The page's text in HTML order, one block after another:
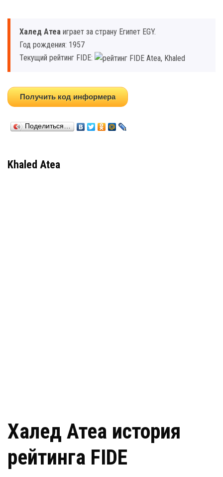
Халед Атеа играет за страну Египет EGY.
Год рождения: 1957
Текущий рейтинг FIDE:
Получить код информера
Поделиться…
Khaled Atea
Халед Атеа история
рейтинга FIDE